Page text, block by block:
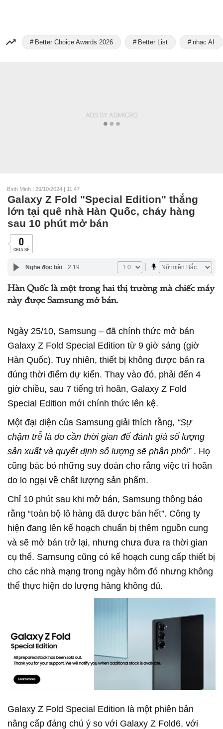
Better Choice Awards 2026 Better List nhạc AI
Bình Minh | 29/10/2024 | 11:47
Galaxy Z Fold "Special Edition" thắng
lớn tại quê nhà Hàn Quốc, cháy hàng
sau 10 phút mở bán
0
CHIA SẺ
Nghe đọc bài 2:19
Hàn Quốc là một trong hai thị trường mà chiếc máy
này được Samsung mở bán.
Ngày 25/10, Samsung – đã chính thức mở bán
Galaxy Z Fold Special Edition từ 9 giờ sáng (giờ
Hàn Quốc). Tuy nhiên, thiết bị không được bán ra
đúng thời điểm dự kiến. Thay vào đó, phải đến 4
giờ chiều, sau 7 tiếng trì hoãn, Galaxy Z Fold
Special Edition mới chính thức lên kệ.
Một đại diện của Samsung giải thích rằng, “Sự
chậm trễ là do cần thời gian để đánh giá số lượng
sản xuất và quyết định số lượng sẽ phân phối” . Họ
cũng bác bỏ những suy đoán cho rằng việc trì hoãn
do lo ngại về chất lượng sản phẩm.
Chỉ 10 phút sau khi mở bán, Samsung thông báo
rằng “toàn bộ lô hàng đã được bán hết”. Công ty
hiện đang lên kế hoạch chuẩn bị thêm nguồn cung
và sẽ mở bán trở lại, nhưng chưa đưa ra thời gian
cụ thể. Samsung cũng có kế hoạch cung cấp thiết bị
cho các nhà mạng trong ngày hôm đó nhưng không
thể thực hiện do lượng hàng không đủ.
Galaxy Z Fold Special Edition là một phiên bản
nâng cấp đáng chú ý so với Galaxy Z Fold6, với